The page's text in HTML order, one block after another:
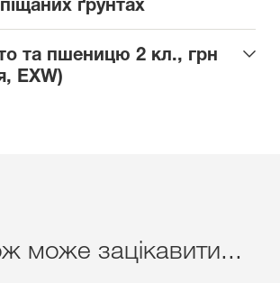
ґрунтах
та пшеницю 2 кл., грн
EXW)
може зацікавити...